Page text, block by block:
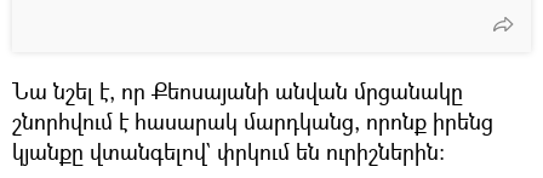
Նա նշել է, որ Քեոսայանի անվան մրցանակը
շնորհվում է հասարակ մարդկանց, որոնք իրենց
կյանքը վտանգելով` փրկում են ուրիշներին։